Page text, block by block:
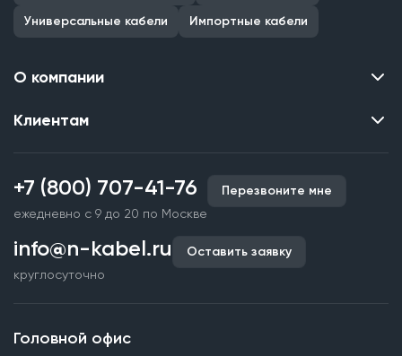
Универсальные кабели Импортные кабели
О компании
Контакты
Наши объекты
Партнерство
Документы и реквизиты
Клиентам
Производство кабельной продукции
Срочное изготовление
Оплата и доставка
Гарантия качества
Статьи
+7 (800) 707-41-76
ежедневно с 9 до 20 по Москве
Перезвоните мне
info@n-kabel.ru
круглосуточно
Оставить заявку
Головной офис